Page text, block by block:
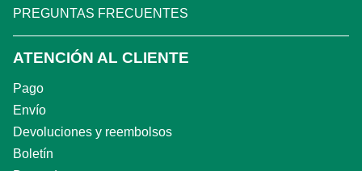
PREGUNTAS FRECUENTES
ATENCIÓN AL CLIENTE
Pago
Envío
Devoluciones y reembolsos
Boletín